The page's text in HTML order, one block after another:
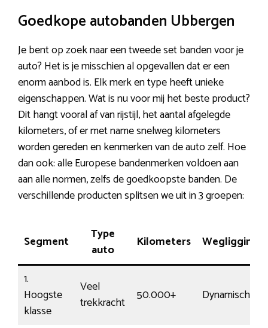
Goedkope autobanden Ubbergen
Je bent op zoek naar een tweede set banden voor je
auto? Het is je misschien al opgevallen dat er een
enorm aanbod is. Elk merk en type heeft unieke
eigenschappen. Wat is nu voor mij het beste product?
Dit hangt vooral af van rijstijl, het aantal afgelegde
kilometers, of er met name snelweg kilometers
worden gereden en kenmerken van de auto zelf. Hoe
dan ook: alle Europese bandenmerken voldoen aan
aan alle normen, zelfs de goedkoopste banden. De
verschillende producten splitsen we uit in 3 groepen:
Segment
Type
auto
Kilometers Wegligging
1.
Hoogste
klasse
Veel
trekkracht
50.000+ Dynamisch